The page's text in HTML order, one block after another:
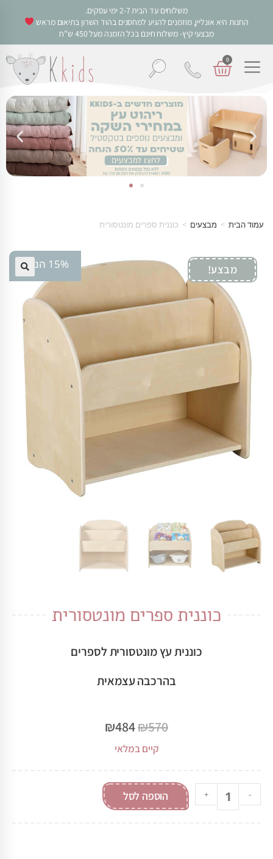
משלוחים עד הבית 2-7 ימי עסקים.
החנות היא אונליין, מוזמנים להגיע למחסנים בהוד השרון בתיאום מראש
מבצעי קיץ- משלוח חינם בכל הזמנה מעל 450 ש"ח
0
עמוד הבית > מבצעים > כוננית ספרים מונטסורית
מבצע! 15% הנחה
כוננית ספרים מונטסורית
כוננית עץ מונטסורית לספרים
בהרכבה עצמאית
₪570
₪484
קיים במלאי
-
+ הוספה לסל